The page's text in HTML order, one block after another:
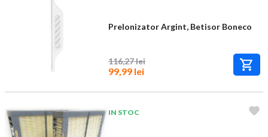
PreIonizator Argint, Betisor Boneco
116,27 lei
99,99 lei
IN STOC